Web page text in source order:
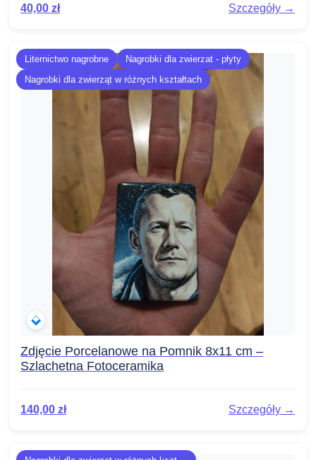
40,00 zł Szczegóły →
Liternictwo nagrobne
Nagrobki dla zwierzat - płyty
Nagrobki dla zwierząt w różnych kształtach
Zdjęcie Porcelanowe na Pomnik 8x11 cm –
Szlachetna Fotoceramika
140,00 zł Szczegóły →